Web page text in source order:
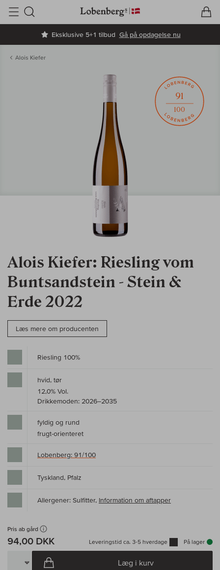
Eksklusive 5+1 tilbud Gå på opdagelse nu
Søg
Alois Kiefer
Alois Kiefer: Riesling vom
Buntsandstein - Stein &
Erde 2022
Læs mere om producenten
91
100
Riesling 100%
hvid, tør
12,0% Vol.
Drikkemoden: 2026–2035
fyldig og rund
frugt-orienteret
Lobenberg: 91/100
Tyskland, Pfalz
Allergener: Sulfitter, Information om aftapper
Pris ab gård
94,00 DKK Leveringstid ca. 3-5 hverdage På lager
Læg i kurv